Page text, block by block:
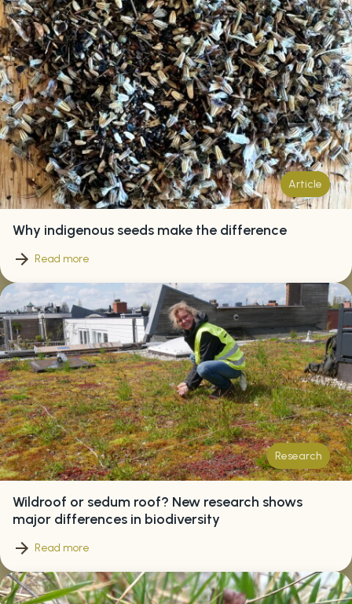
Article
Why indigenous seeds make the difference
Read more
Research
Wildroof or sedum roof? New research shows
major differences in biodiversity
Read more